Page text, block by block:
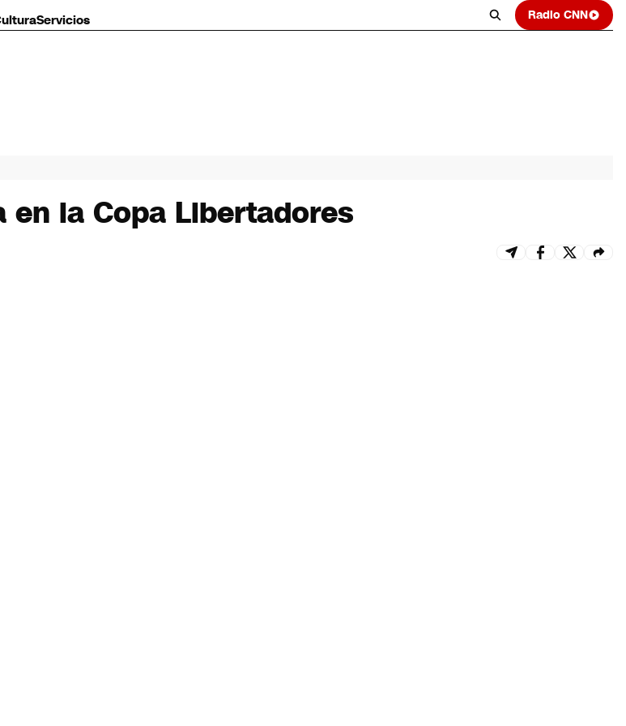
Servicios Radio CNN
la Copa Libertadores